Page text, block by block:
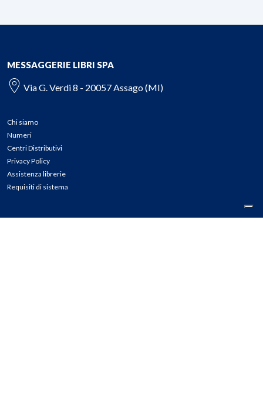
MESSAGGERIE LIBRI SPA
Via G. Verdi 8 - 20057 Assago (MI)
Chi siamo
Numeri
Centri Distributivi
Privacy Policy
Assistenza librerie
Requisiti di sistema
CONTATTI